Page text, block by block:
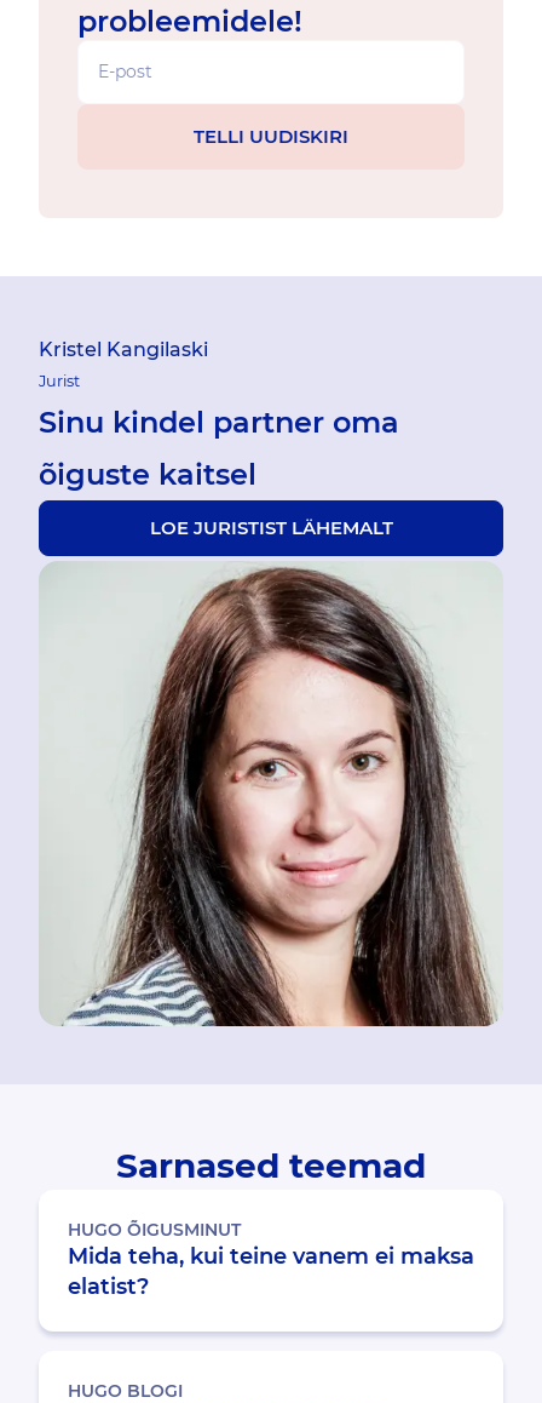
probleemidele!
Kristel Kangilaski
Jurist
Sinu kindel partner oma
õiguste kaitsel
LOE JURISTIST LÄHEMALT
Sarnased teemad
HUGO ÕIGUSMINUT
Mida teha, kui teine vanem ei maksa
elatist?
HUGO BLOGI